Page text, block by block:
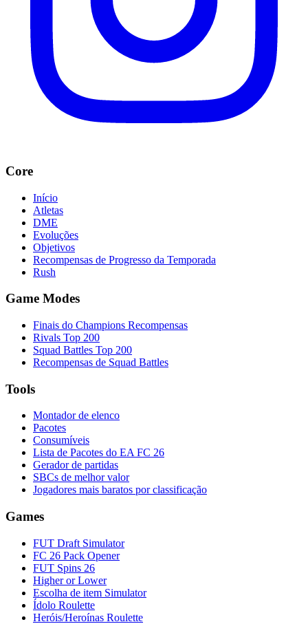
Core
Início
Atletas
DME
Evoluções
Objetivos
Recompensas de Progresso da Temporada
Rush
Game Modes
Finais do Champions Recompensas
Rivals Top 200
Squad Battles Top 200
Recompensas de Squad Battles
Tools
Montador de elenco
Pacotes
Consumíveis
Lista de Pacotes do EA FC 26
Gerador de partidas
SBCs de melhor valor
Jogadores mais baratos por classificação
Games
FUT Draft Simulator
FC 26 Pack Opener
FUT Spins 26
Higher or Lower
Escolha de item Simulator
Ídolo Roulette
Heróis/Heroínas Roulette